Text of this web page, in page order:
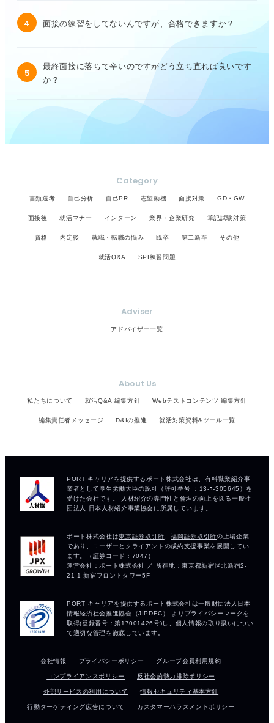
4 面接の練習をしてないんですが、合格できますか？
5
最終面接に落ちて辛いのですがどう立ち直れば良いです
か？
Category
書類選考 自己分析 自己PR 志望動機 面接対策 GD・GW
面接後 就活マナー インターン 業界・企業研究 筆記試験対策
資格 内定後 就職・転職の悩み 既卒 第二新卒 その他
就活Q&A SPI練習問題
Adviser
アドバイザー一覧
About Us
私たちについて 就活Q&A 編集方針 Webテストコンテンツ 編集方針
編集責任者メッセージ D&Iの推進 就活対策資料&ツール一覧
会社情報 プライバシーポリシー グループ会員利用規約
コンプライアンスポリシー 反社会的勢力排除ポリシー
外部サービスの利用について 情報セキュリティ基本方針
行動ターゲティング広告について カスタマーハラスメントポリシー